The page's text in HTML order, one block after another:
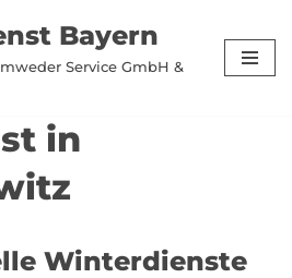
Bayern
Service GmbH &
in
Winterdienste